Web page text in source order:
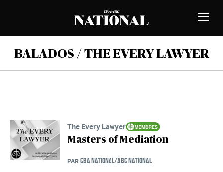
BALADOS / THE EVERY LAWYER
The Every Lawyer
Masters of Mediation
PAR CBA NATIONAL/ABC NATIONAL